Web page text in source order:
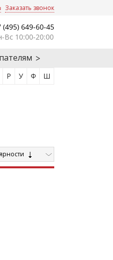
Заказать звонок
(495) 649-60-45
Вс 10:00-20:00
Р У Ф Ш